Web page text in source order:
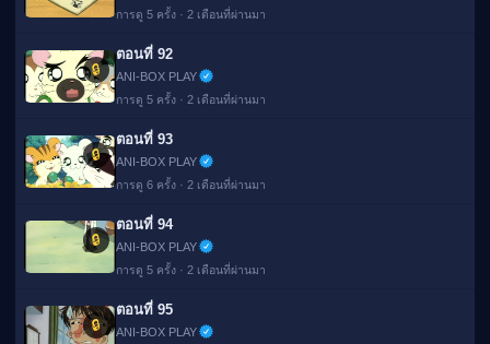
การดู 5 ครั้ง · 2 เดือนที่ผ่านมา
🔒
ตอนที่ 92
ANI-BOX PLAY
การดู 5 ครั้ง · 2 เดือนที่ผ่านมา
🔒
ตอนที่ 93
ANI-BOX PLAY
การดู 6 ครั้ง · 2 เดือนที่ผ่านมา
🔒
ตอนที่ 94
ANI-BOX PLAY
การดู 5 ครั้ง · 2 เดือนที่ผ่านมา
🔒
ตอนที่ 95
ANI-BOX PLAY